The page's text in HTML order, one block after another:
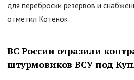
для переброски резервов и
отметил Котенок.
ВС России отразили
штурмовиков ВСУ под